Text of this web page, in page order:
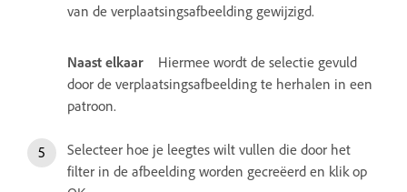
van de verplaatsingsafbeelding gewijzigd.
Naast elkaar
Hiermee wordt de selectie gevuld
door de verplaatsingsafbeelding te herhalen in een
patroon.
Selecteer hoe je leegtes wilt vullen die door het
filter in de afbeelding worden gecreëerd en klik op